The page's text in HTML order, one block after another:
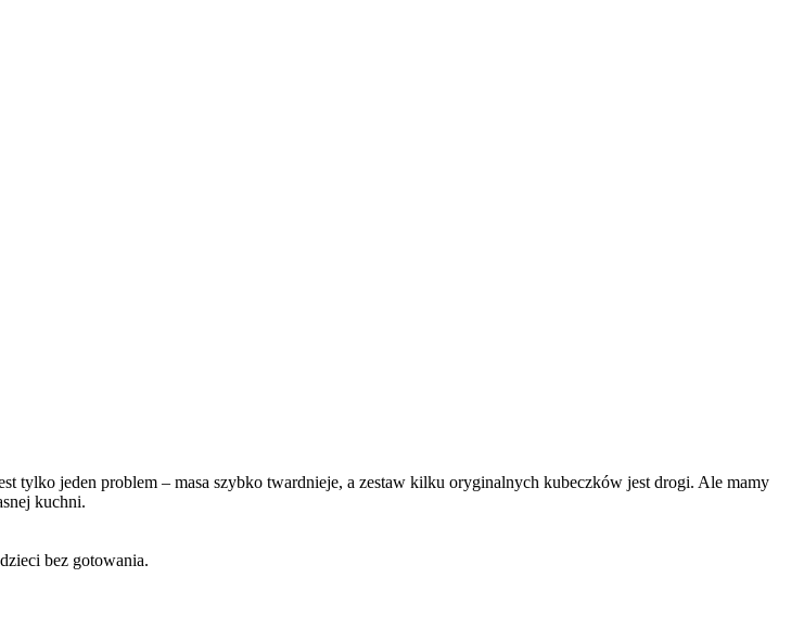
tylko jeden problem – masa szybko twardnieje, a zestaw kilku oryginalnych kubeczków jest drogi. Ale mamy
kuchni.
bez gotowania.